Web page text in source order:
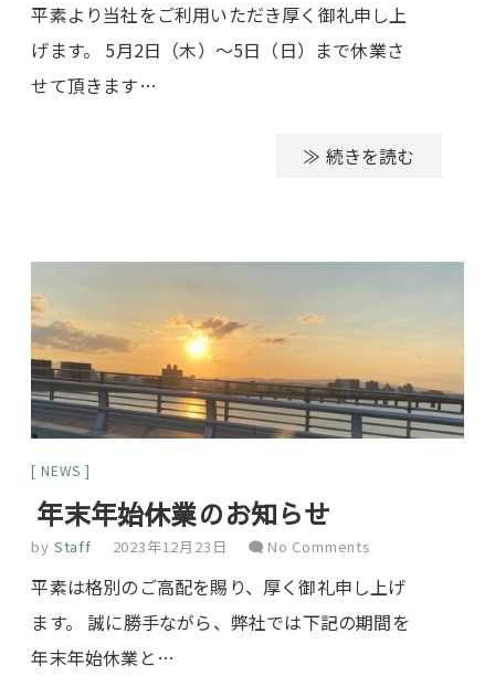
平素より当社をご利用いただき厚く御礼申し上
げます。 5月2日（木）～5日（日）まで休業さ
せて頂きます…
≫ 続きを読む
NEWS
年末年始休業のお知らせ
by Staff 2023年12月23日 No Comments
平素は格別のご高配を賜り、厚く御礼申し上げ
ます。 誠に勝手ながら、弊社では下記の期間を
年末年始休業と…